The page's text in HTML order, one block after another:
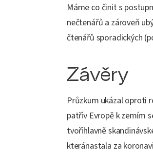
Máme co činit s
nečtenářů a zároveň
čtenářů sporadických
Závěry
Průzkum ukázal oproti
patřív Evropě k zemím
tvoříhlavně
kteránastala za